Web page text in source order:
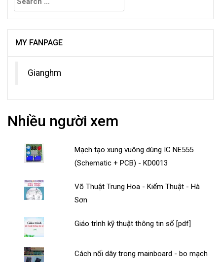
for:
MY FANPAGE
Gianghm
Nhiều người xem
Mạch tạo xung vuông dùng IC NE555
(Schematic + PCB) - KD0013
Võ Thuật Trung Hoa - Kiếm Thuật - Hà
Sơn
Giáo trình kỹ thuật thông tin số [pdf]
Cách nối dây trong mainboard - bo mạch